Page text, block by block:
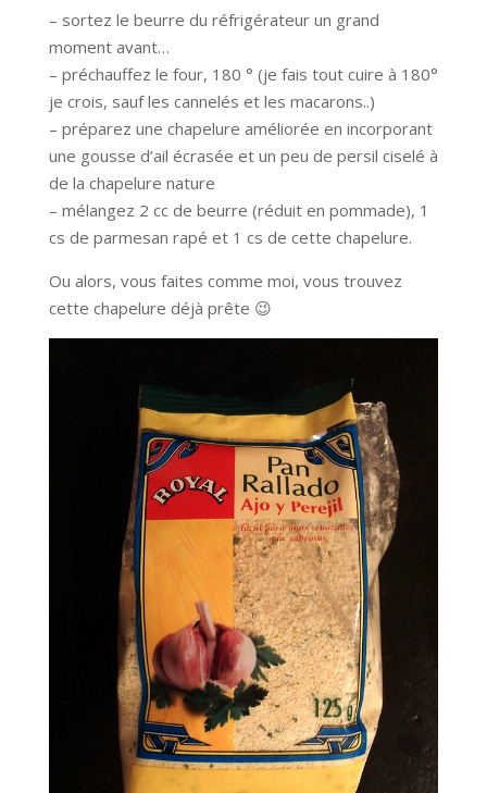
– sortez le beurre du réfrigérateur un grand
moment avant…
– préchauffez le four, 180 ° (je fais tout cuire à 180°
je crois, sauf les cannelés et les macarons..)
– préparez une chapelure améliorée en incorporant
une gousse d’ail écrasée et un peu de persil ciselé à
de la chapelure nature
– mélangez 2 cc de beurre (réduit en pommade), 1
cs de parmesan rapé et 1 cs de cette chapelure.
Ou alors, vous faites comme moi, vous trouvez
cette chapelure déjà prête 😉